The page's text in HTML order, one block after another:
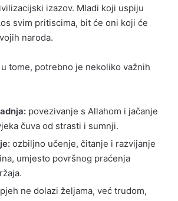
izazov. Mladi koji uspiju
svim pritiscima, bit će oni koji će
naroda.
tome, potrebno je nekoliko važnih
povezivanje s Allahom i jačanje
čuva od strasti i sumnji.
ozbiljno učenje, čitanje i razvijanje
umjesto površnog praćenja
ne dolazi željama, već trudom,